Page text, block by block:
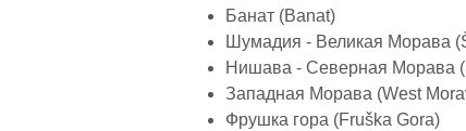
Банат (Banat)
Шумадия - Великая Морава
Нишава - Северная Морава
Западная Морава (West
Фрушка гора (Fruška Gora)